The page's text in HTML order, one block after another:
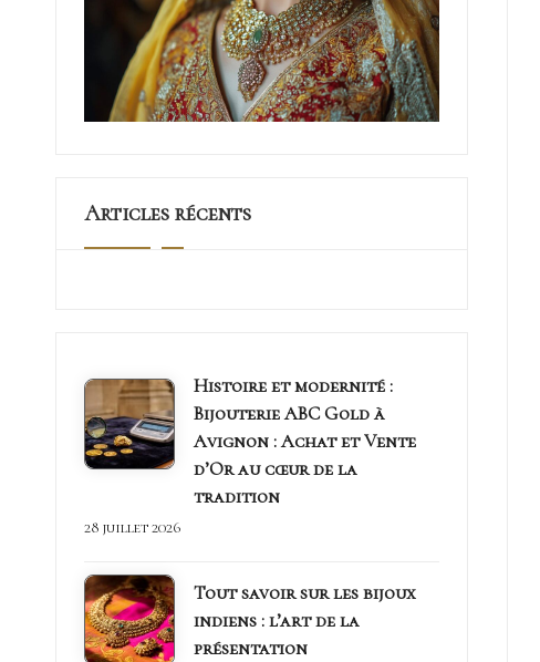
c
u
f
o
u
d
r
e
Articles récents
Histoire et modernité :
Bijouterie ABC Gold à
Avignon : Achat et Vente
d’Or au cœur de la
tradition
28 juillet 2026
Tout savoir sur les bijoux
indiens : l’art de la
présentation